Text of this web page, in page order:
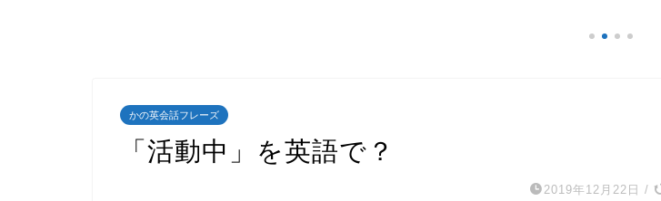
かの英会話フレーズ
「活動中」を英語で？
2019年12月22日 /